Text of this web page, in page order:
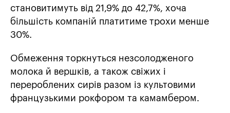
становитимуть від 21,9% до 42,7%, хоча
більшість компаній платитиме трохи менше
30%.
Обмеження торкнуться незсолодженого
молока й вершків, а також свіжих і
перероблених сирів разом із культовими
французькими рокфором та камамбером.